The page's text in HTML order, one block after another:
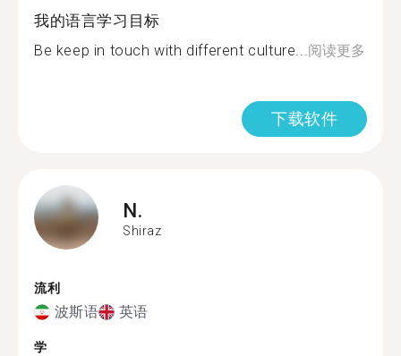
我的语言学习目标
Be keep in touch with different culture... 阅读更多
下载软件
N.
Shiraz
流利
波斯语 英语
学